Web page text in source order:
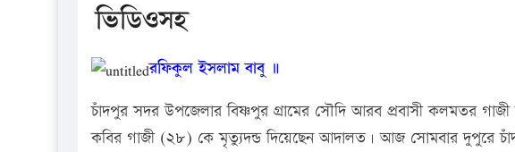
ভিডিওসহ
রফিকুল ইসলাম বাবু ॥
চাঁদপুর সদর উপজেলার বিষ্ণপুর গ্রামের সৌদি আরব প্রবাসী কলমতর গাজী
কবির গাজী (২৮) কে মৃত্যুদন্ড দিয়েছেন আদালত। আজ সোমবার দুপুরে